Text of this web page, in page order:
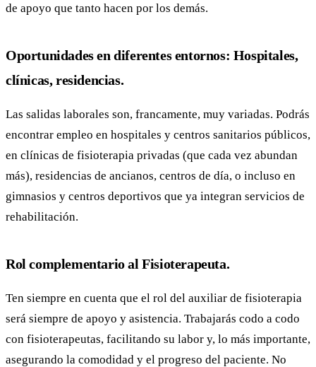
de apoyo que tanto hacen por los demás.
Oportunidades en diferentes entornos: Hospitales,
clínicas, residencias.
Las salidas laborales son, francamente, muy variadas. Podrás
encontrar empleo en hospitales y centros sanitarios públicos,
en clínicas de fisioterapia privadas (que cada vez abundan
más), residencias de ancianos, centros de día, o incluso en
gimnasios y centros deportivos que ya integran servicios de
rehabilitación.
Rol complementario al Fisioterapeuta.
Ten siempre en cuenta que el rol del auxiliar de fisioterapia
será siempre de apoyo y asistencia. Trabajarás codo a codo
con fisioterapeutas, facilitando su labor y, lo más importante,
asegurando la comodidad y el progreso del paciente. No